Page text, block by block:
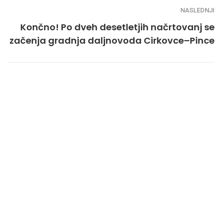
NASLEDNJI
Končno! Po dveh desetletjih načrtovanj se
začenja gradnja daljnovoda Cirkovce–Pince